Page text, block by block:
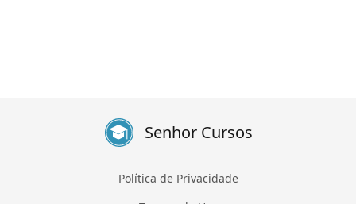
Senhor Cursos
Política de Privacidade